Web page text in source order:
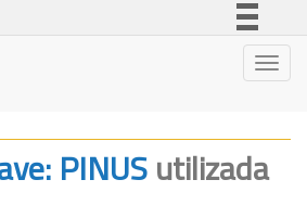
Legislação
PINUSutilizada